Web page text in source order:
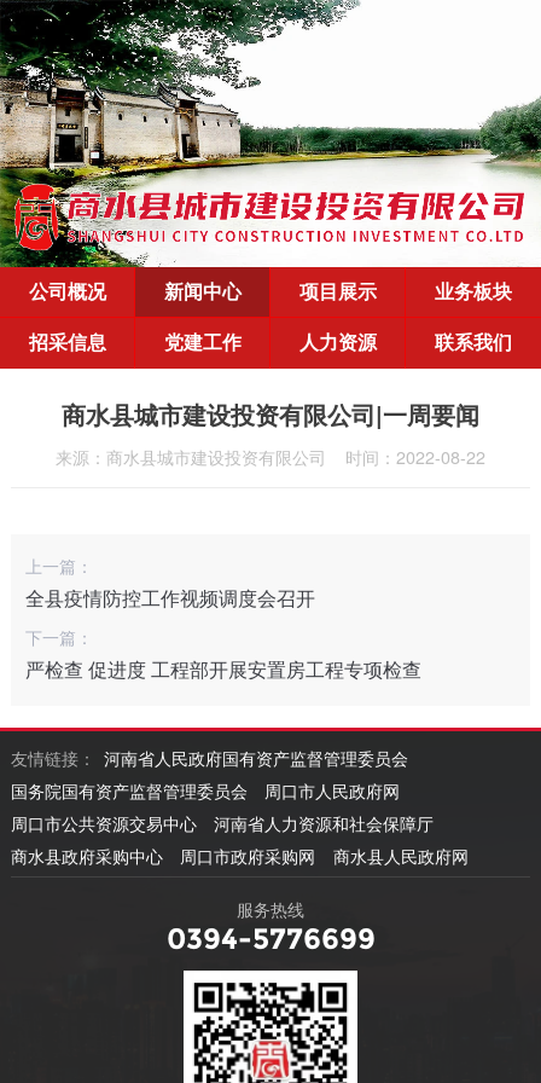
公司概况 新闻中心 项目展示
业务板块
招采信息
党建工作 人力资源 联系我们
商水县城市建设投资有限公司|一周要闻
来源：商水县城市建设投资有限公司 时间：2022-08-22
上一篇：
全县疫情防控工作视频调度会召开
下一篇：
严检查 促进度 工程部开展安置房工程专项检查
友情链接：
河南省人民政府国有资产监督管理委员会
国务院国有资产监督管理委员会
周口市人民政府网
周口市公共资源交易中心
河南省人力资源和社会保障厅
商水县政府采购中心
周口市政府采购网 商水县人民政府网
服务热线
0394-5776699